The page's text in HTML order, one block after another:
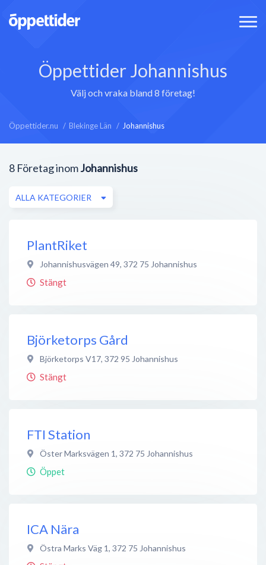
Öppettider Johannishus
Välj och vraka bland 8 företag!
Öppettider.nu Blekinge Län Johannishus
8 Företag inomJohannishus
ALLA KATEGORIER
PlantRiket
Johannishusvägen 49, 372 75 Johannishus
Stängt
Björketorps Gård
Björketorps V17, 372 95 Johannishus
Stängt
FTI Station
Öster Marksvägen 1, 372 75 Johannishus
Öppet
ICA Nära
Östra Marks Väg 1, 372 75 Johannishus